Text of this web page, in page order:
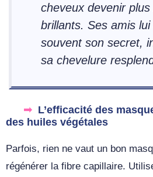
cheveux devenir
brillants. Ses amis
souvent son secret,
sa chevelure
L’efficacité des
des huiles végétales
Parfois, rien ne vaut un bon
régénérer la fibre capillaire.